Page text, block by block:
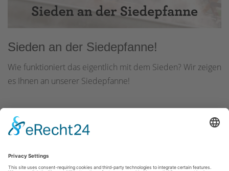
Sieden an der Siedepfanne!
Wie funktioniert das eigentlich mit dem Sieden? Wir zeigen
es Ihnen an unserer Siedepfanne!